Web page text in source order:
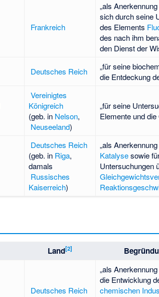
Frankreich
„als
sich durch seine
des Elements
des nach ihm
den Dienst der
Deutsches Reich
„für seine
die Entdeckung
Vereinigtes
Königreich
(geb. in Nelson,
Neuseeland)
„für seine
Elemente und
Deutsches Reich
(geb. in Riga,
damals
Russisches
Kaiserreich)
„als
Katalysesowie
Untersuchungen
Land[2]
Deutsches Reich
„als
die Entwicklung
chemischen